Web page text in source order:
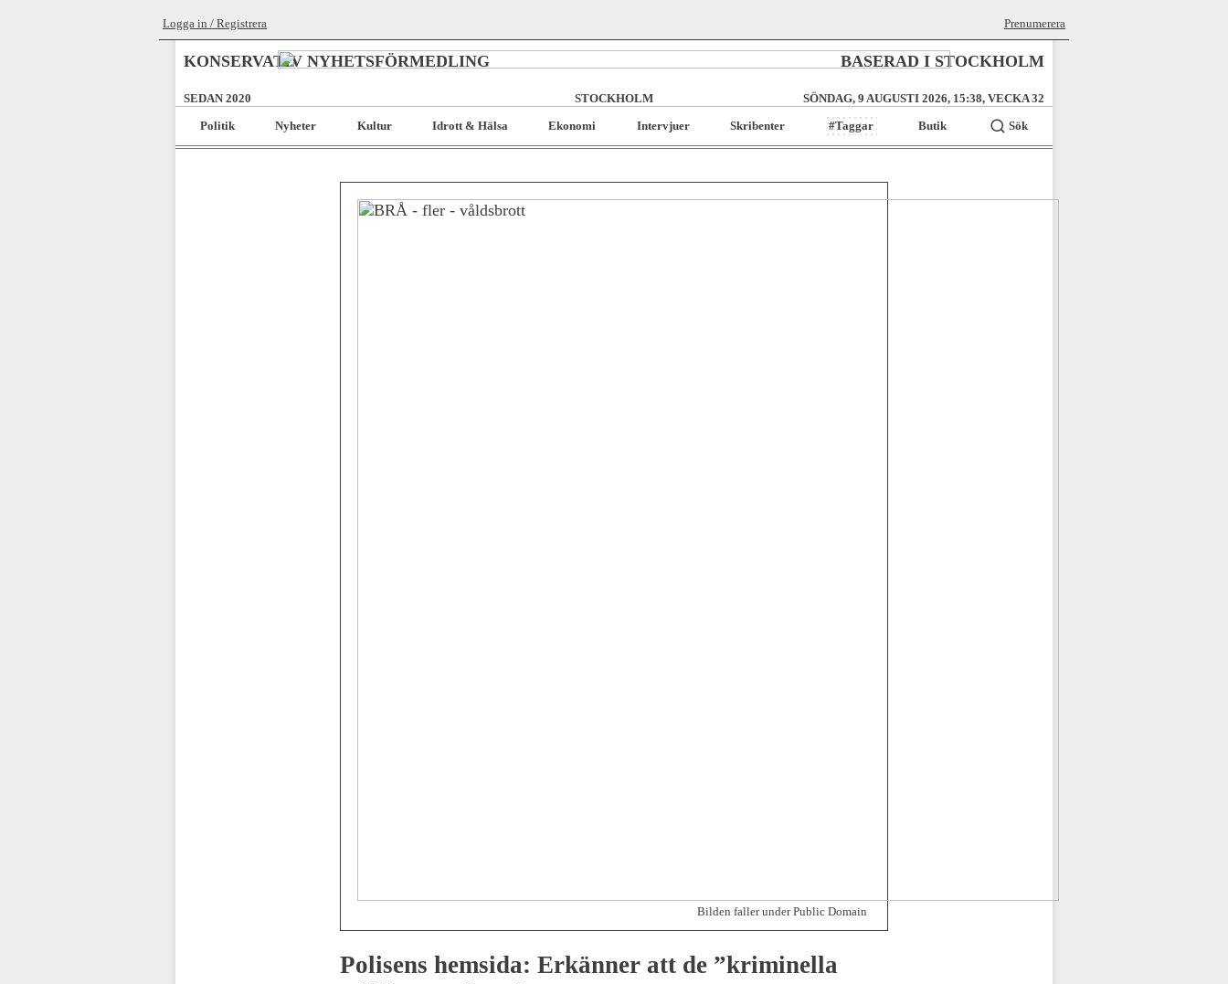
Logga in / Registrera Prenumerera
KONSERVATIV NYHETSFÖRMEDLING BASERAD I STOCKHOLM
SEDAN 2020 STOCKHOLM
SÖNDAG, 9 AUGUSTI 2026, 15:38, VECKA 32
Politik
Nyheter Kultur Idrott & Hälsa Ekonomi Intervjuer Skribenter #Taggar Butik Sök
Bilden faller under Public Domain
Polisens hemsida: Erkänner att de ”kriminella